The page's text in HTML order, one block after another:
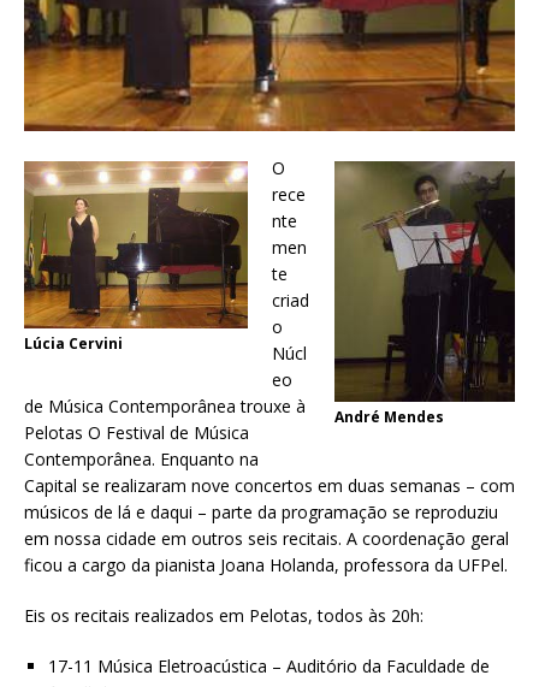
André Mendes
Lúcia Cervini
O
rece
nte
men
te
criad
o
Núcl
eo
de Música Contemporânea trouxe à
Pelotas O Festival de Música
Contemporânea. Enquanto na
Capital se realizaram nove concertos em duas semanas – com
músicos de lá e daqui – parte da programação se reproduziu
em nossa cidade em outros seis recitais. A coordenação geral
ficou a cargo da pianista Joana Holanda, professora da UFPel.
Eis os recitais realizados em Pelotas, todos às 20h:
17-11 Música Eletroacústica – Auditório da Faculdade de